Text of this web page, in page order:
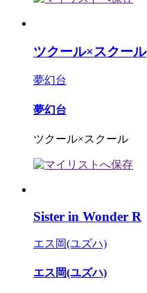
ツクール×スクール
夢幻台
夢幻台
ツクール×スクール
Sister in Wonder R
エス岡(ユズハ)
エス岡(ユズハ)